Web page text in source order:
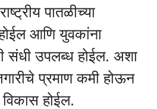
पातळीच्या
आणि युवकांना
संधी उपलब्ध होईल. अशा
प्रमाण कमी होऊन
विकास होईल.